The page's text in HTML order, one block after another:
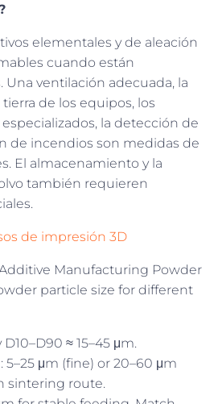
elementales y de aleación
cuando están
ventilación adecuada, la
de los equipos, los
la detección de
de incendios son medidas de
El almacenamiento y la
también requieren
de impresión 3D
Manufacturing Powder
particle size for different
≈ 15–45 μm.
μm (fine) or 20–60 μm
sintering route.